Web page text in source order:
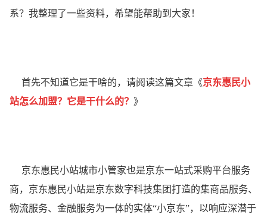
系？我整理了一些资料，希望能帮助到大家！
首先不知道它是干啥的，请阅读这篇文章《京东惠民小
站怎么加盟？它是干什么的？ 》
京东惠民小站城市小管家也是京东一站式采购平台服务
商，京东惠民小站是京东数字科技集团打造的集商品服务、
物流服务、金融服务为一体的实体“小京东”，以响应深潜于